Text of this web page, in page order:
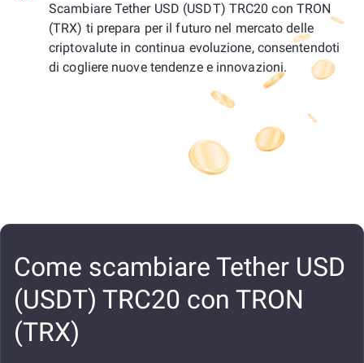
Scambiare Tether USD (USDT) TRC20 con TRON
(TRX) ti prepara per il futuro nel mercato delle
criptovalute in continua evoluzione, consentendoti
di cogliere nuove tendenze e innovazioni.
Come scambiare Tether USD
(USDT) TRC20 con TRON
(TRX)